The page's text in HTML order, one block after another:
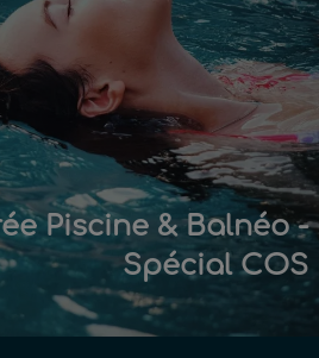
Piscine & Balnéo -
Spécial COS